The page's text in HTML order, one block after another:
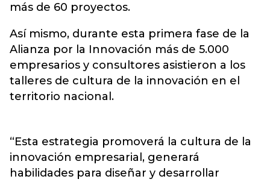
más de 60 proyectos.
Así mismo, durante esta primera fase de la
Alianza por la Innovación más de 5.000
empresarios y consultores asistieron a los
talleres de cultura de la innovación en el
territorio nacional.
“Esta estrategia promoverá la cultura de la
innovación empresarial, generará
habilidades para diseñar y desarrollar